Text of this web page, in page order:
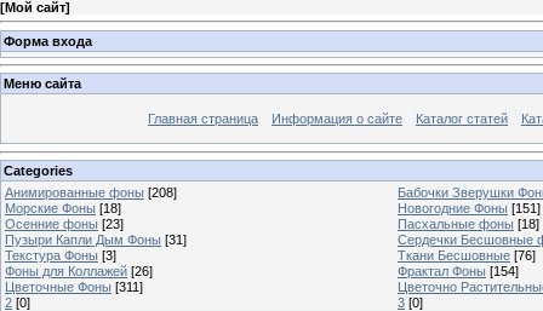
[Мой сайт]
Форма входа
Меню сайта
Главная страница Информация о сайте Каталог статей
Categories
Анимированные фоны [208]
Бабочки Зверушки
Морские Фоны [18] Новогодние Фоны [151]
Осенние фоны [23] Пасхальные фоны [18]
Пузыри Капли Дым Фоны [31]
Сердечки Бесшовные
Текстура Фоны [3] Ткани Бесшовные [76]
Фоны для Коллажей [26] Фрактал Фоны [154]
Цветочные Фоны [311]
Цветочно
2 [0] 3 [0]